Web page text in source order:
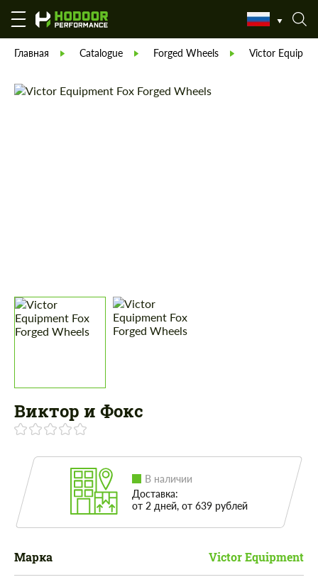
Главная Catalogue Forged Wheels Victor
Виктор и Фокс
В наличии
Доставка:
от 2 дней, от 639 рублей
Марка Victor Equipment